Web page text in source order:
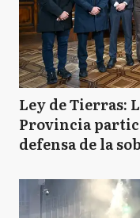
Ley de Tierras:
Provincia
defensa de la